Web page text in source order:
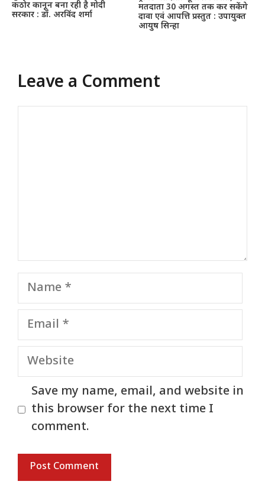
कठोर कानून बना रही है मोदी
सरकार : डॉ. अरविंद शर्मा
मतदाता 30 अगस्त तक कर सकेंगे
दावा एवं आपत्ति प्रस्तुत : उपायुक्त
आयुष सिन्हा
Leave a Comment
Name
Email
Website
Save my name, email, and website in
this browser for the next time I
comment.